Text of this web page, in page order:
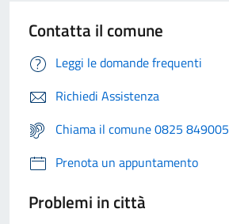
Contatta il comune
Leggi le domande frequenti
Richiedi Assistenza
Chiama il comune 0825 849005
Prenota un appuntamento
Problemi in città